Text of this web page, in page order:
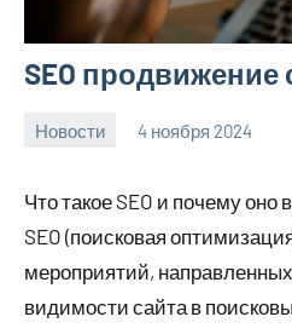
SEO продвижение
Новости 4 ноября 2024
Что такое SEO и почему оно
SEO (поисковая
мероприятий,
видимости сайта в